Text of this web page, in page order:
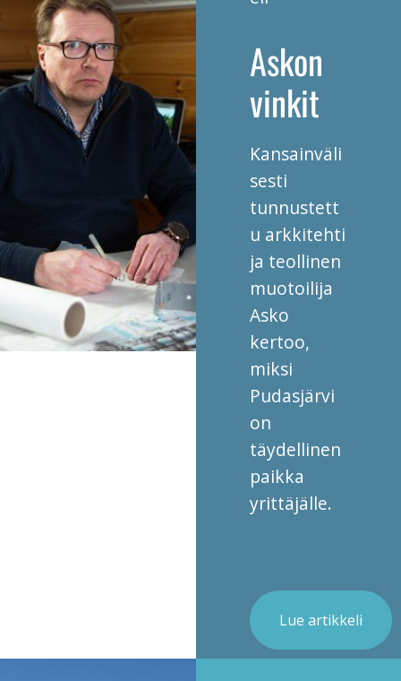
Askon
vinkit
Kansainväli
sesti
tunnustett
u arkkitehti
ja teollinen
muotoilija
Asko
kertoo,
miksi
Pudasjärvi
on
täydellinen
paikka
yrittäjälle.
Lue artikkeli